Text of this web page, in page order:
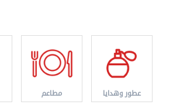
نقل عفش الكويت 50767633 هاف لوري نقل أغراض ...
الأربعاء 28 أغسطس 2024 12:25 معطور وهدايا مطاعم